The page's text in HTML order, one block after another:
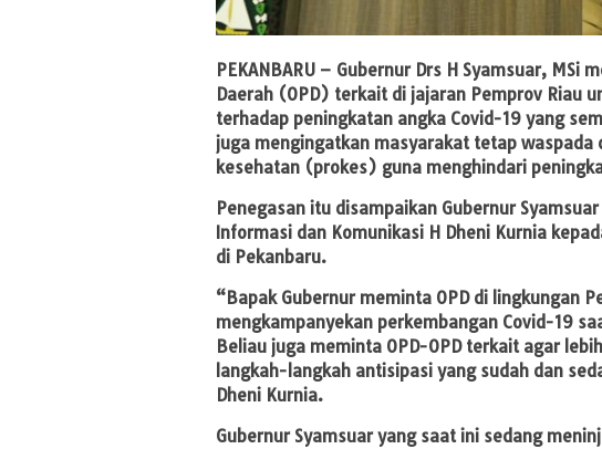
PEKANBARU – Gubernur Drs H Syamsuar, MSi
Daerah (OPD) terkait di jajaran Pemprov Riau
terhadap peningkatan angka Covid-19 yang
juga mengingatkan masyarakat tetap waspada
kesehatan (prokes) guna menghindari
Penegasan itu disampaikan Gubernur
Informasi dan Komunikasi H Dheni Kurnia
di Pekanbaru.
“Bapak Gubernur meminta OPD di lingkungan
mengkampanyekan perkembangan Covid-19
Beliau juga meminta OPD-OPD terkait agar
langkah-langkah antisipasi yang sudah dan
Dheni Kurnia.
Gubernur Syamsuar yang saat ini sedang